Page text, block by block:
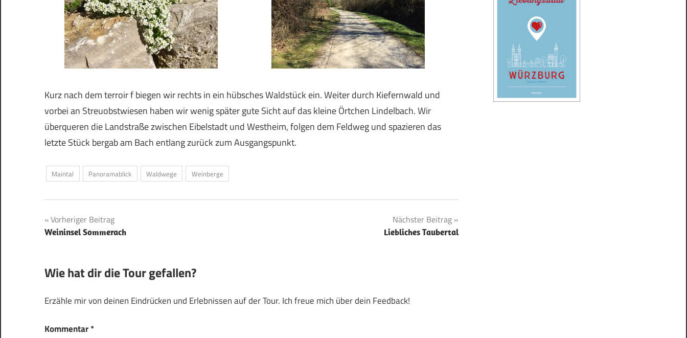
Kurz nach dem terroir f biegen wir rechts in ein hübsches Waldstück ein. Weiter durch Kiefernwald und
vorbei an Streuobstwiesen haben wir wenig später gute Sicht auf das kleine Örtchen Lindelbach. Wir
überqueren die Landstraße zwischen Eibelstadt und Westheim, folgen dem Feldweg und spazieren das
letzte Stück bergab am Bach entlang zurück zum Ausgangspunkt.
Maintal Panoramablick Waldwege Weinberge
Beitragsnavigation
Vorheriger Beitrag
Weininsel Sommerach
Nächster Beitrag
Liebliches Taubertal
Wie hat dir die Tour gefallen?
Erzähle mir von deinen Eindrücken und Erlebnissen auf der Tour. Ich freue mich über dein Feedback!
Kommentar*